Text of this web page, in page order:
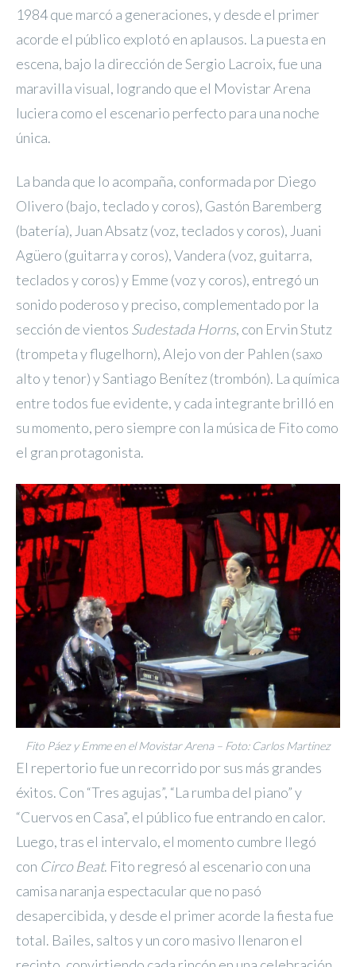
1984 que marcó a generaciones, y desde el primer
acorde el público explotó en aplausos. La puesta en
escena, bajo la dirección de Sergio Lacroix, fue una
maravilla visual, logrando que el Movistar Arena
luciera como el escenario perfecto para una noche
única.
La banda que lo acompaña, conformada por Diego
Olivero (bajo, teclado y coros), Gastón Baremberg
(batería), Juan Absatz (voz, teclados y coros), Juani
Agüero (guitarra y coros), Vandera (voz, guitarra,
teclados y coros) y Emme (voz y coros), entregó un
sonido poderoso y preciso, complementado por la
sección de vientos Sudestada Horns, con Ervin Stutz
(trompeta y flugelhorn), Alejo von der Pahlen (saxo
alto y tenor) y Santiago Benítez (trombón). La química
entre todos fue evidente, y cada integrante brilló en
su momento, pero siempre con la música de Fito como
el gran protagonista.
Fito Páez y Emme en el Movistar Arena – Foto: Carlos Martinez
El repertorio fue un recorrido por sus más grandes
éxitos. Con “Tres agujas”, “La rumba del piano” y
“Cuervos en Casa”, el público fue entrando en calor.
Luego, tras el intervalo, el momento cumbre llegó
con Circo Beat. Fito regresó al escenario con una
camisa naranja espectacular que no pasó
desapercibida, y desde el primer acorde la fiesta fue
total. Bailes, saltos y un coro masivo llenaron el